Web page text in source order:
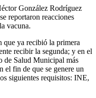
González Rodríguez
reportaron reacciones
vacuna.
que ya recibió la primera
recibir la segunda; y en el
de Salud Municipal más
el fin de que se genere un
siguientes requisitos: INE,